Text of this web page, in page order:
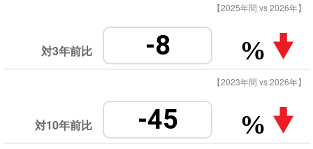
【2025年間 vs 2026年】
対3年前比 -8 %
【2023年間 vs 2026年】
対10年前比 -45 %